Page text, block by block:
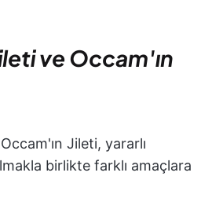
ve Occam'ın
Jileti, yararlı
birlikte farklı amaçlara